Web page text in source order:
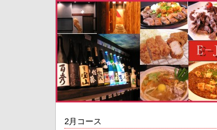
2月コース